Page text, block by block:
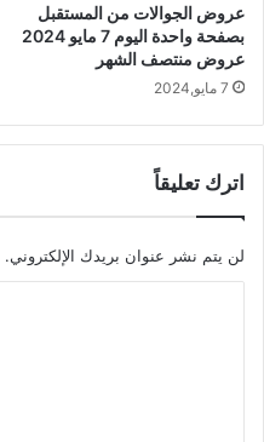
عروض الجوالات من المستقبل
بصفحة واحدة اليوم 7 مايو 2024
عروض منتصف الشهر
7 مايو,2024
اترك تعليقاً
لن يتم نشر عنوان بريدك الإلكتروني.